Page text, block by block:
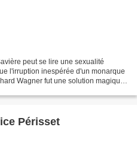
peut se lire une sexualité
l'irruption inespérée d'un monarque
Wagner fut une solution magique
Périsset